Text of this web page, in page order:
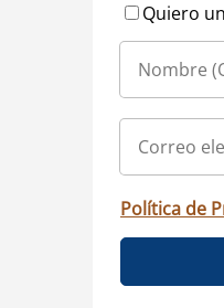
Quiero
Política de